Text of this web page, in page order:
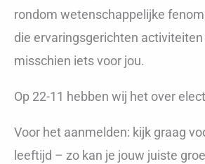
rondom wetenschappelijke
die ervaringsgerichten
misschien iets voor jou.
Op 22-11 hebben wij het over
Voor het aanmelden: kijk graag
leeftijd – zo kan je jouw juiste